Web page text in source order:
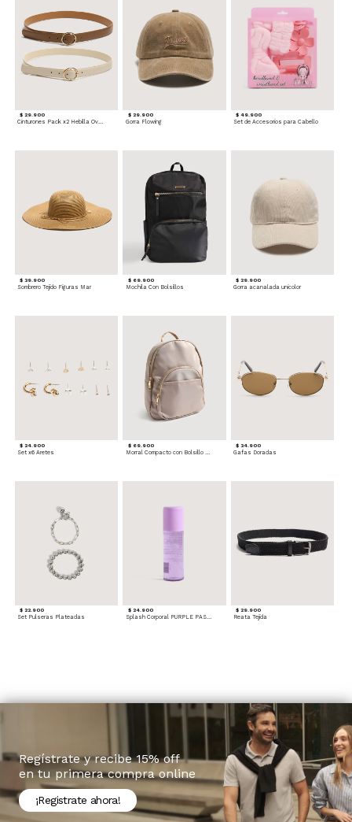
$ 29.900
Cinturones Pack x2 Hebilla Ovalada
$ 29.900
Gorra Flowing
$ 49.900
Set de Accesorios para Cabello
$ 39.900
Sombrero Tejido Figuras Mar
$ 69.900
Mochila Con Bolsillos
$ 29.900
Gorra acanalada unicolor
$ 24.900
Set x6 Aretes
$ 69.900 $ 34.900
Gafas Doradas
$ 22.900
Set Pulseras Plateadas
$ 24.900
Splash Corporal PURPLE PASSION - Floral
$ 29.900
Reata Tejida
Regístrate y recibe 15% off
en tu primera compra online
¡Registrate ahora!